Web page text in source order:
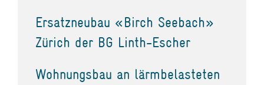
Ersatzneubau «Birch Seebach»
Zürich der BG Linth-Escher
Wohnungsbau an lärmbelasteten